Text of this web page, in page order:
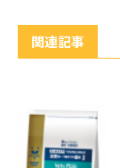
関連記事